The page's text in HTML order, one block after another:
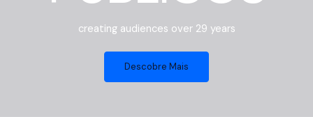
creating audiences over 29 years
Descobre Mais